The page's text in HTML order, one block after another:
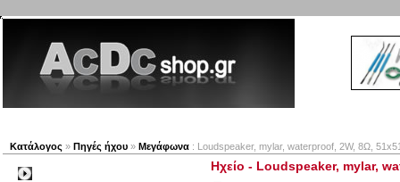
Κατάλογος » Πηγές ήχου » Μεγάφωνα : Loudspeaker, mylar, waterproof, 2W, 8Ω,
Ηχείο - Loudspeaker, mylar,